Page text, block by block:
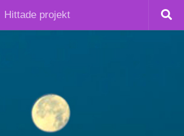
Hittade projekt